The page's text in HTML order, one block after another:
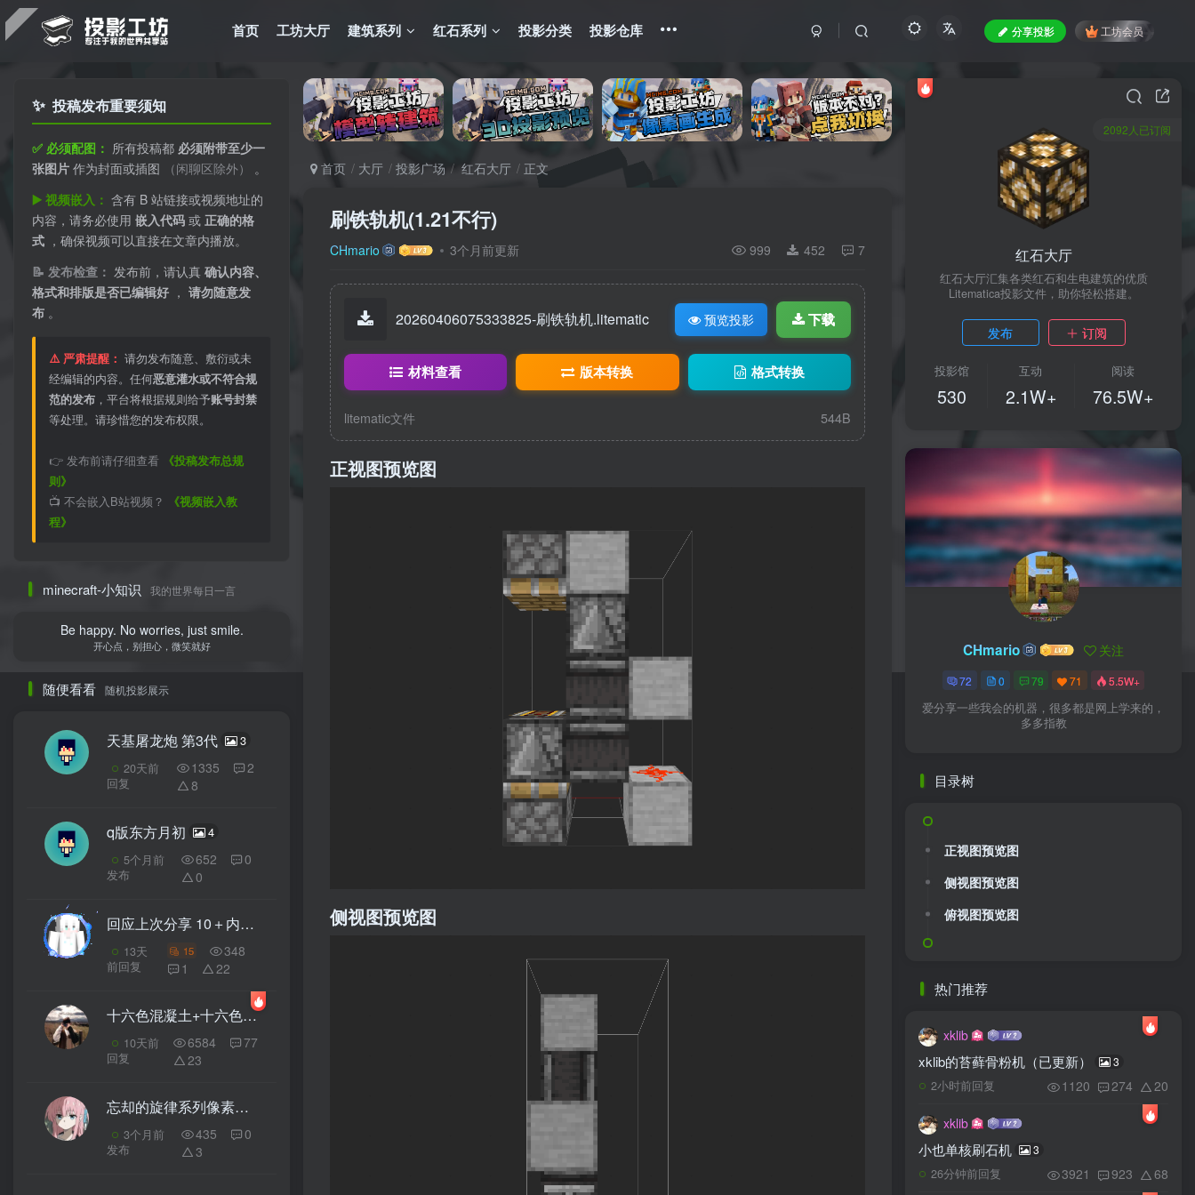
首页 工坊大厅 建筑系列 红石系列 投影分类 投影仓库 分享投影 工坊会员
✨ 投稿发布重要须知
✅ 必须配图： 所有投稿都 必须附带至少一
张图片 作为封面或插图 （闲聊区除外） 。
▶️ 视频嵌入： 含有 B 站链接或视频地址的
内容，请务必使用 嵌入代码 或 正确的格
式 ，确保视频可以直接在文章内播放。
📝 发布检查： 发布前，请认真 确认内容、
格式和排版是否已编辑好 ， 请勿随意发
布 。
⚠️ 严肃提醒： 请勿发布随意、敷衍或未
经编辑的内容。任何恶意灌水或不符合规
范的发布 ，平台将根据规则给予账号封禁
等处理。请珍惜您的发布权限。
👉 发布前请仔细查看 《投稿发布总规
则》
📺 不会嵌入B站视频？
《视频嵌入教
程》
minecraft-小知识 我的世界每日一言
Be happy. No worries, just smile.
开心点，别担心，微笑就好
随便看看 随机投影展示
天基屠龙炮 第3代 3
20天前
回复
1335
2
8
q版东方月初 4
5个月前
发布
652
0
0
回应上次分享 10＋内饰外饰精美天空建筑 包含空岛，住所，花园。。。
13天
前回复
15
348
1
22
十六色混凝土+十六色混凝土粉末+刷沙机的收集一体化
10天前
回复
6584
77
23
忘却的旋律系列像素画4（344 * 218）
3个月前
发布
435
0
3
首页 大厅 投影广场 红石大厅 正文
刷铁轨机(1.21不行)
CHmario 3个月前更新 999 452 7
20260406075333825-刷铁轨机.litematic 预览投影 下载
材料查看 版本转换 格式转换
litematic文件 544B
正视图预览图
侧视图预览图
2092人已订阅
红石大厅
红石大厅汇集各类红石和生电建筑的优质
Litematica投影文件，助你轻松搭建。
发布 订阅
投影馆
530
互动
2.1W+
阅读
76.5W+
CHmario 关注
72 0 79 71 5.5W+
爱分享一些我会的机器，很多都是网上学来的，
多多指教
目录树
正视图预览图
侧视图预览图
俯视图预览图
热门推荐
xklib
xklib的苔藓骨粉机（已更新） 3
2小时前回复 1120 274 20
xklib
小也单核刷石机 3
26分钟前回复 3921 923 68